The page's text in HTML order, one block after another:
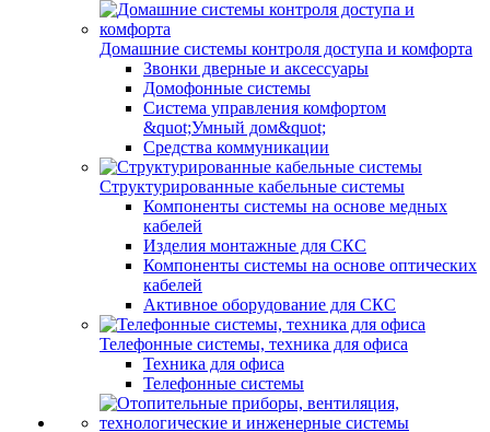
Домашние системы контроля доступа и комфорта
Звонки дверные и аксессуары
Домофонные системы
Система управления комфортом
&quot;Умный дом&quot;
Средства коммуникации
Структурированные кабельные системы
Компоненты системы на основе медных
кабелей
Изделия монтажные для СКС
Компоненты системы на основе оптических
кабелей
Активное оборудование для СКС
Телефонные системы, техника для офиса
Техника для офиса
Телефонные системы